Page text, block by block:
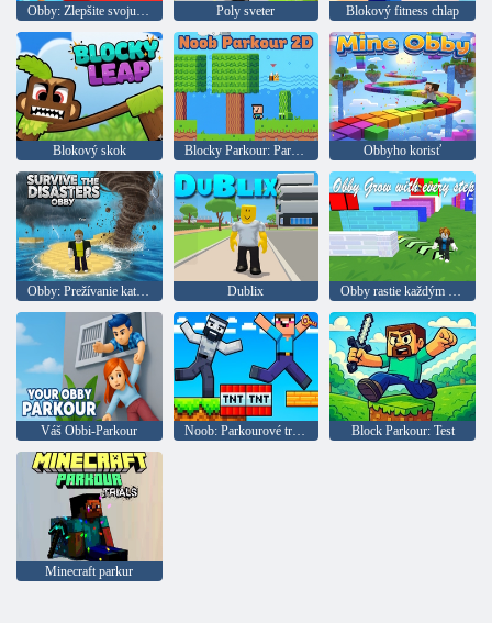
Obby: Zlepšite svoju rýchlosť! Poly sveter Blokový fitness chlap
Blokový skok Blocky Parkour: Parkour Nuba 2D Obbyho korisť
Obby: Prežívanie katastrof Dublix Obby rastie každým krokom
Váš Obbi-Parkour Noob: Parkourové triky Block Parkour: Test
Minecraft parkur